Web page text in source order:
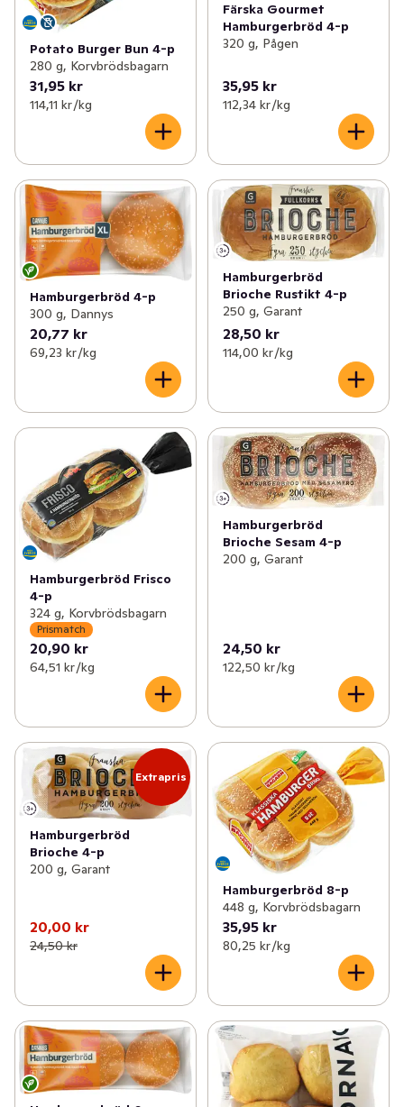
Potato Burger Bun 4-p
280 g, Korvbrödsbagarn
31,95 kr
114,11 kr /kg
Färska Gourmet
Hamburgerbröd 4-p
320 g, Pågen
35,95 kr
112,34 kr /kg
Hamburgerbröd 4-p
300 g, Dannys
20,77 kr
69,23 kr /kg
Hamburgerbröd
Brioche Rustikt 4-p
250 g, Garant
28,50 kr
114,00 kr /kg
Hamburgerbröd Frisco
4-p
324 g, Korvbrödsbagarn
Prismatch
20,90 kr
64,51 kr /kg
Hamburgerbröd
Brioche Sesam 4-p
200 g, Garant
24,50 kr
122,50 kr /kg
Extrapris
Hamburgerbröd
Brioche 4-p
200 g, Garant
20,00 kr
24,50 kr
Hamburgerbröd 8-p
448 g, Korvbrödsbagarn
35,95 kr
80,25 kr /kg